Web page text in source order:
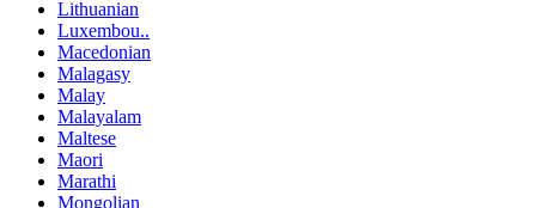
Lithuanian
Luxembou..
Macedonian
Malagasy
Malay
Malayalam
Maltese
Maori
Marathi
Mongolian